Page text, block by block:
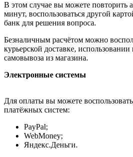
В этом случае вы можете повторить
минут, воспользоваться другой
банк для решения вопроса.
Безналичным расчётом можно
курьерской доставке, использовании
самовывоза из магазина.
Электронные системы
Для оплаты вы можете
платёжных систем:
PayPal;
WebMoney;
Яндекс.Деньги.